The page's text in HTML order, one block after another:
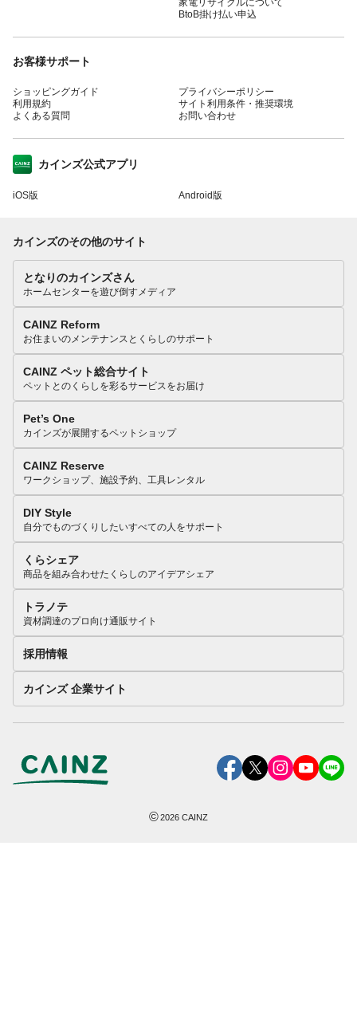
家電リサイクルについて
BtoB掛け払い申込
お客様サポート
ショッピングガイド
利用規約
よくある質問
プライバシーポリシー
サイト利用条件・推奨環境
お問い合わせ
カインズ公式アプリ
iOS版 Android版
カインズのその他のサイト
となりのカインズさん
ホームセンターを遊び倒すメディア
CAINZ Reform
お住まいのメンテナンスとくらしのサポート
CAINZ ペット総合サイト
ペットとのくらしを彩るサービスをお届け
Pet’s One
カインズが展開するペットショップ
CAINZ Reserve
ワークショップ、施設予約、工具レンタル
DIY Style
自分でものづくりしたいすべての人をサポート
くらシェア
商品を組み合わせたくらしのアイデアシェア
トラノテ
資材調達のプロ向け通販サイト
採用情報
カインズ 企業サイト
©2026 CAINZ